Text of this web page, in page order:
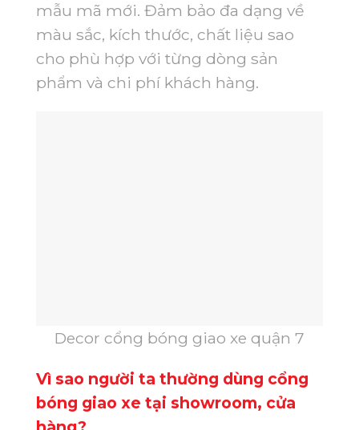
mẫu mã mới. Đảm bảo đa dạng về
màu sắc, kích thước, chất liệu sao
cho phù hợp với từng dòng sản
phẩm và chi phí khách hàng.
Decor cổng bóng giao xe quận 7
Vì sao người ta thường dùng cổng
bóng giao xe tại showroom, cửa